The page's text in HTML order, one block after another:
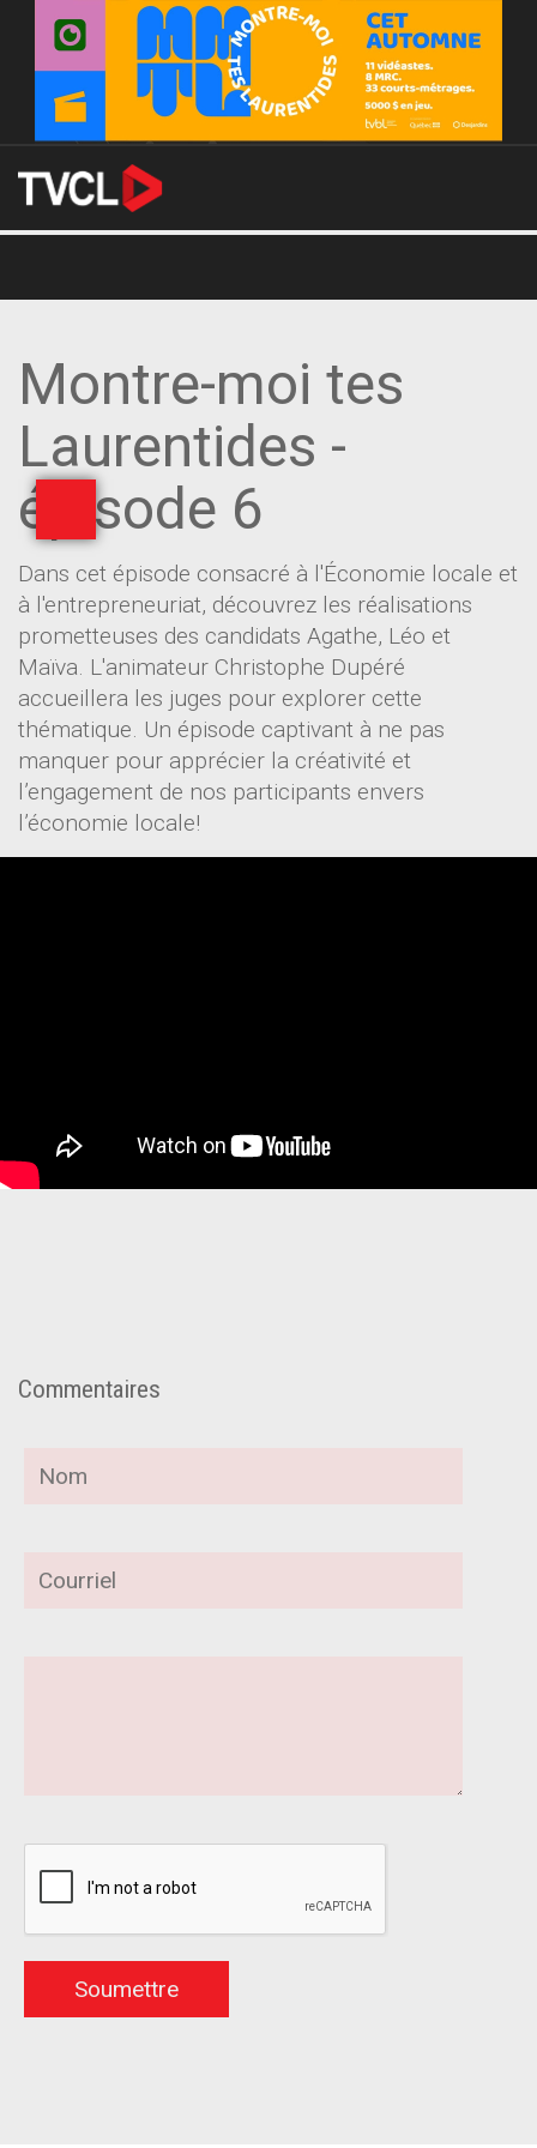
Montre-moi tes
Laurentides -
épisode 6
Dans cet épisode consacré à l'Économie locale et
à l'entrepreneuriat, découvrez les réalisations
prometteuses des candidats Agathe, Léo et
Maïva. L'animateur Christophe Dupéré
accueillera les juges pour explorer cette
thématique. Un épisode captivant à ne pas
manquer pour apprécier la créativité et
l’engagement de nos participants envers
l’économie locale!
Commentaires